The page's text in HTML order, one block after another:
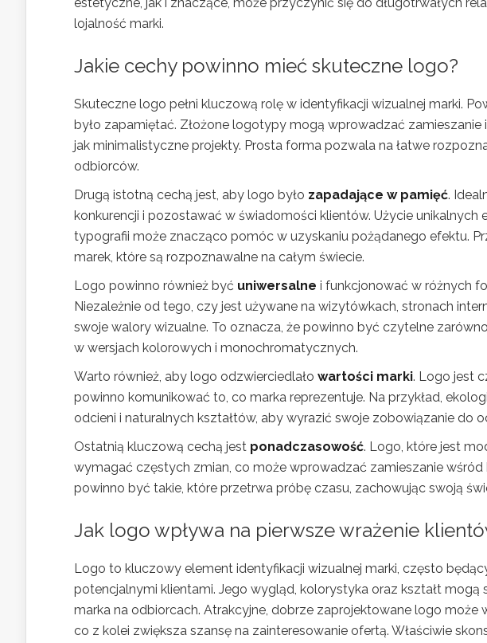
lojalność marki.
Jakie cechy powinno mieć skuteczne logo?
Skuteczne logo pełni kluczową rolę w identyfikacji wizualnej marki.
było zapamiętać. Złożone logotypy mogą wprowadzać zamieszanie
jak minimalistyczne projekty. Prosta forma pozwala na łatwe
odbiorców.
Drugą istotną cechą jest, aby logo było zapadające w pamięć.
konkurencji i pozostawać w świadomości klientów. Użycie
typografii może znacząco pomóc w uzyskaniu pożądanego efektu.
marek, które są rozpoznawalne na całym świecie.
Logo powinno również być uniwersalne i funkcjonować w różnych
Niezależnie od tego, czy jest używane na wizytówkach, stronach
swoje walory wizualne. To oznacza, że powinno być czytelne
w wersjach kolorowych i monochromatycznych.
Warto również, aby logo odzwierciedlało wartości marki. Logo jest
powinno komunikować to, co marka reprezentuje. Na przykład,
odcieni i naturalnych kształtów, aby wyrazić swoje zobowiązanie do
Ostatnią kluczową cechą jest ponadczasowość. Logo, które jest
wymagać częstych zmian, co może wprowadzać zamieszanie
powinno być takie, które przetrwa próbę czasu, zachowując swoją
Jak logo wpływa na pierwsze wrażenie
Logo to kluczowy element identyfikacji wizualnej marki, często
potencjalnymi klientami. Jego wygląd, kolorystyka oraz kształt mogą
marka na odbiorcach. Atrakcyjne, dobrze zaprojektowane logo
co z kolei zwiększa szansę na zainteresowanie ofertą. Właściwie